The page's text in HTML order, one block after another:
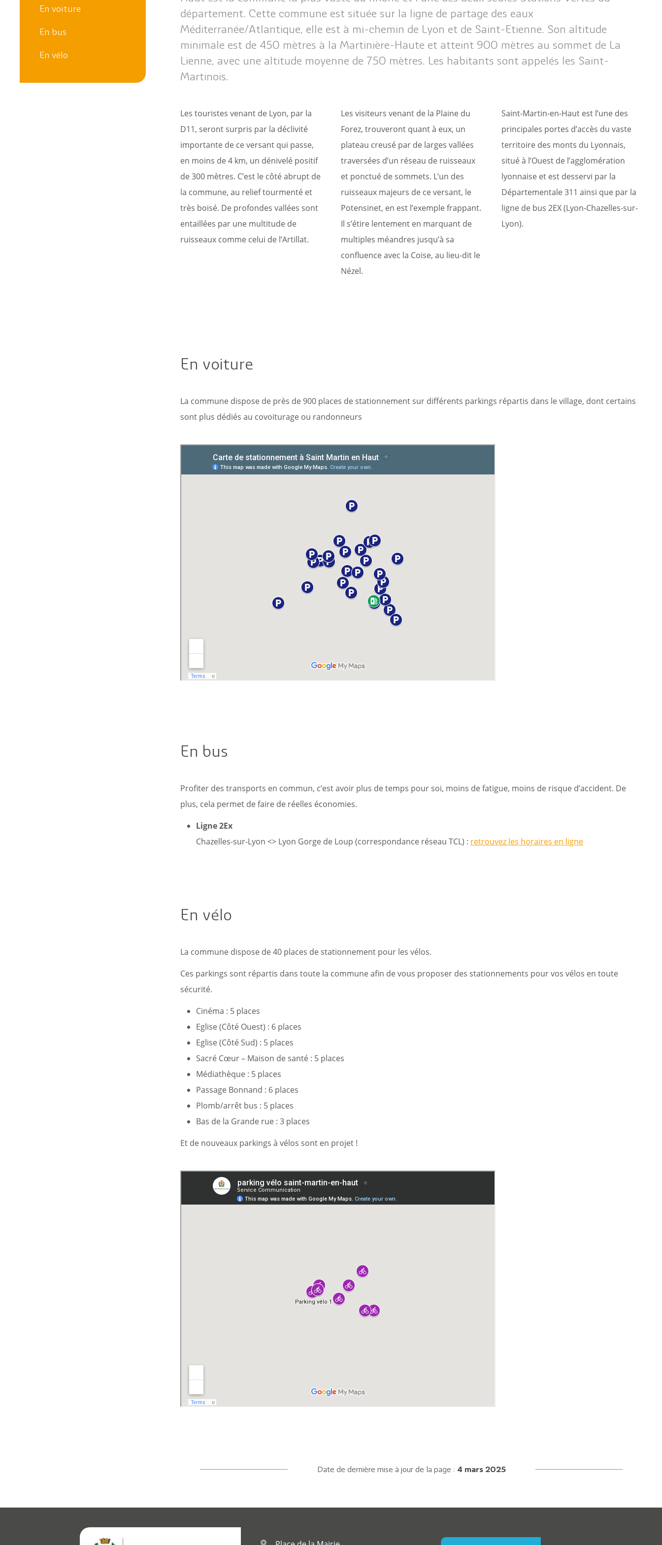
Les anciens maires
de la commune
Les archives
Reportages vidéos
Le Projet EDucatif Territorial
Borne de puisage d’eau
département. Cette commune est située sur la ligne de partage des eaux
Méditerranée/Atlantique, elle est à mi-chemin de Lyon et de Saint-Etienne. Son altitude
minimale est de 450 mètres à la Martinière-Haute et atteint 900 mètres au sommet de La
Lienne, avec une altitude moyenne de 750 mètres. Les habitants sont appelés les Saint-
Martinois.
Les touristes venant de Lyon, par la
D11, seront surpris par la déclivité
importante de ce versant qui passe,
en moins de 4 km, un dénivelé positif
de 300 mètres. C’est le côté abrupt de
la commune, au relief tourmenté et
très boisé. De profondes vallées sont
entaillées par une multitude de
ruisseaux comme celui de l’Artillat.
Les visiteurs venant de la Plaine du
Forez, trouveront quant à eux, un
plateau creusé par de larges vallées
traversées d’un réseau de ruisseaux
et ponctué de sommets. L’un des
ruisseaux majeurs de ce versant, le
Potensinet, en est l’exemple frappant.
Il s’étire lentement en marquant de
multiples méandres jusqu’à sa
confluence avec la Coise, au lieu-dit le
Nézel.
Saint-Martin-en-Haut est l’une des
principales portes d’accès du vaste
territoire des monts du Lyonnais,
situé à l’Ouest de l’agglomération
lyonnaise et est desservi par la
Départementale 311 ainsi que par la
ligne de bus 2EX (Lyon-Chazelles-sur-
Lyon).
En voiture
La commune dispose de près de 900 places de stationnement sur différents parkings répartis dans le village, dont certains
sont plus dédiés au covoiturage ou randonneurs
En bus
Profiter des transports en commun, c’est avoir plus de temps pour soi, moins de fatigue, moins de risque d’accident. De
plus, cela permet de faire de réelles économies.
Ligne 2Ex
Chazelles-sur-Lyon <> Lyon Gorge de Loup (correspondance réseau TCL) : retrouvez les horaires en ligne
En vélo
La commune dispose de 40 places de stationnement pour les vélos.
Ces parkings sont répartis dans toute la commune afin de vous proposer des stationnements pour vos vélos en toute
sécurité.
Cinéma : 5 places
Eglise (Côté Ouest) : 6 places
Eglise (Côté Sud) : 5 places
Sacré Cœur – Maison de santé : 5 places
Médiathèque : 5 places
Passage Bonnand : 6 places
Plomb/arrêt bus : 5 places
Bas de la Grande rue : 3 places
Et de nouveaux parkings à vélos sont en projet !
Date de dernière mise à jour de la page : 4 mars 2025
En voiture
En bus
En vélo